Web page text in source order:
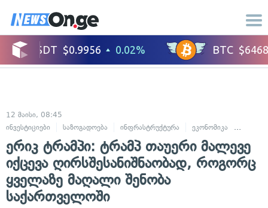
12 მაისი, 08:45
ინვესტიციები
საზოგადოება ინფრასტრუქტურა ეკონომიკა
ერიკ ტრამპი: ტრამპ თაუერი მალევე
იქცევა ღირსშესანიშნაობად, როგორც
ყველაზე მაღალი შენობა
საქართველოში